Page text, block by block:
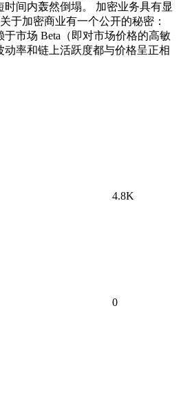
时间内轰然倒塌。 加密业务具有显
于加密商业有一个公开的秘密：
市场 Beta（即对市场价格的高敏
动率和链上活跃度都与价格呈正相
4.8K
0